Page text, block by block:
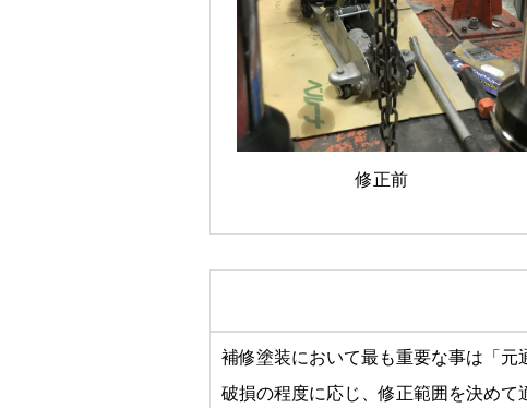
修正前
補修塗装において最も重要な事は「元
破損の程度に応じ、修正範囲を決めて